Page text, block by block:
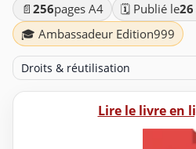
📄 256pages A4 🗓️ Publié le
🎓 Ambassadeur Edition999
Droits & réutilisation
Lire le livre en